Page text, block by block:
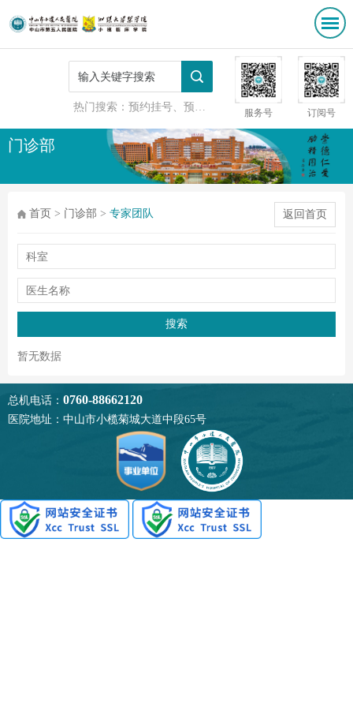
热门搜索：预约挂号、预防接种 服务号 订阅号
门诊部
返回首页
首页 > 门诊部 >专家团队
暂无数据
总机电话： 0760-88662120
医院地址：中山市小榄菊城大道中段65号